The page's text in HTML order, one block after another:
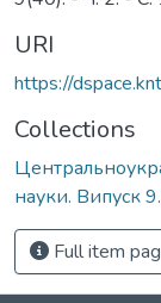
URI
https://
Collections
науки. Випуск
Full item